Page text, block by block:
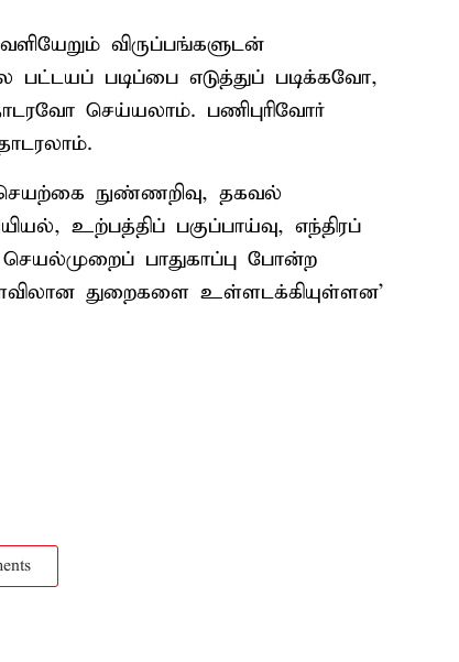
விருப்பங்களுடன்
படிப்பை எடுத்துப் படிக்கவோ,
செய்யலாம். பணிபுரிவோர்
நுண்ணறிவு, தகவல்
உற்பத்திப் பகுப்பாய்வு, எந்திரப்
பாதுகாப்பு போன்ற
துறைகளை உள்ளடக்கியுள்ளன'